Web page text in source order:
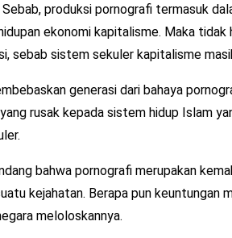
Sebab, produksi pornografi termasuk
ekonomi kapitalisme. Maka tidak
sebab sistem sekuler kapitalisme
generasi dari bahaya
rusak kepada sistem hidup Islam
bahwa pornografi merupakan
kejahatan. Berapa pun keuntungan
meloloskannya.